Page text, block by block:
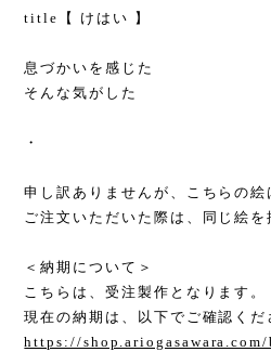
title【 けはい 】
息づかいを感じた
そんな気がした
・
申し訳ありませんが、こちらの絵
ご注文いただいた際は、同じ絵を
＜納期について＞
こちらは、受注製作となります。
現在の納期は、以下でご確認くだ
https://